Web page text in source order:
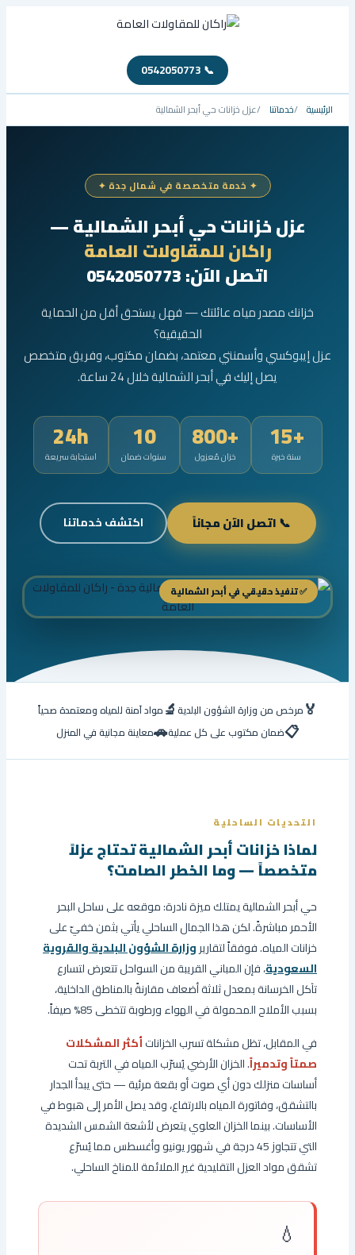
📞 0542050773
الرئيسية خدماتنا عزل خزانات حي أبحر الشمالية
✦ خدمة متخصصة في شمال جدة ✦
عزل خزانات حي أبحر الشمالية —
راكان للمقاولات العامة
اتصل الآن: 0542050773
خزانك مصدر مياه عائلتك — فهل يستحق أقل من الحماية
الحقيقية؟
عزل إيبوكسي وأسمنتي معتمد، بضمان مكتوب، وفريق متخصص
يصل إليك في أبحر الشمالية خلال 24 ساعة.
+15
سنة خبرة
+800
خزان مُعزول
10
سنوات ضمان
24h
استجابة سريعة
📞 اتصل الآن مجاناً اكتشف خدماتنا
✅ تنفيذ حقيقي في أبحر الشمالية
🏅مرخص من وزارة الشؤون البلدية🔬مواد آمنة للمياه ومعتمدة صحياً
📋ضمان مكتوب على كل عملية🚗معاينة مجانية في المنزل
التحديات الساحلية
لماذا خزانات أبحر الشمالية تحتاج عزلاً
متخصصاً — وما الخطر الصامت؟
حي أبحر الشمالية يمتلك ميزة نادرة: موقعه على ساحل البحر
الأحمر مباشرةً. لكن هذا الجمال الساحلي يأتي بثمن خفيّ على
خزانات المياه. فوفقاً لتقاريروزارة الشؤون البلدية والقروية
السعودية، فإن المباني القريبة من السواحل تتعرض لتسارع
تآكل الخرسانة بمعدل ثلاثة أضعاف مقارنةً بالمناطق الداخلية،
بسبب الأملاح المحمولة في الهواء ورطوبة تتخطى 85% صيفاً.
في المقابل، تظل مشكلة تسرب الخزاناتأكثر المشكلات
صمتاً وتدميراً. الخزان الأرضي يُسرّب المياه في التربة تحت
أساسات منزلك دون أي صوت أو بقعة مرئية — حتى يبدأ الجدار
بالتشقق، وفاتورة المياه بالارتفاع، وقد يصل الأمر إلى هبوط في
الأساسات. بينما الخزان العلوي يتعرض لأشعة الشمس الشديدة
التي تتجاوز 45 درجة في شهور يونيو وأغسطس مما يُسرّع
تشقق مواد العزل التقليدية غير الملائمة للمناخ الساحلي.
💧